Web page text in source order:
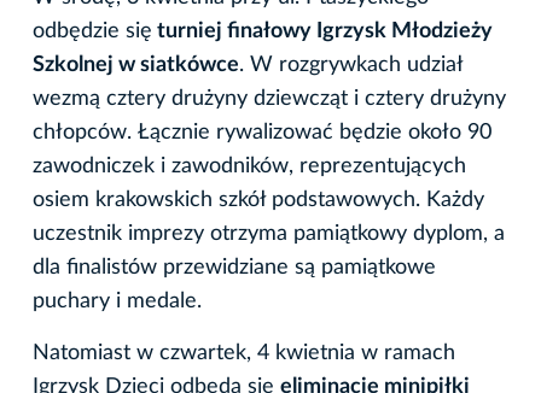
odbędzie się turniej finałowy Igrzysk Młodzieży
Szkolnej w siatkówce. W rozgrywkach udział
wezmą cztery drużyny dziewcząt i cztery drużyny
chłopców. Łącznie rywalizować będzie około 90
zawodniczek i zawodników, reprezentujących
osiem krakowskich szkół podstawowych. Każdy
uczestnik imprezy otrzyma pamiątkowy dyplom, a
dla finalistów przewidziane są pamiątkowe
puchary i medale.
Natomiast w czwartek, 4 kwietnia w ramach
Igrzysk Dzieci odbędą się eliminacje minipiłki